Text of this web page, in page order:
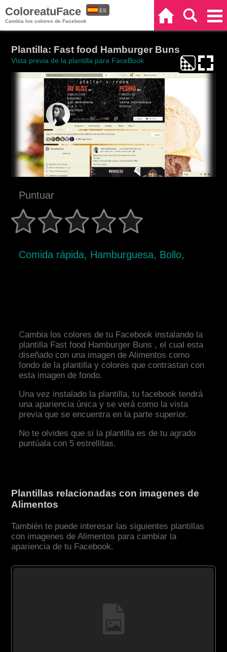
ColoreatuFace
Cambia los colores de Facebook
ES
Plantilla: Fast food Hamburger Buns
Vista previa de la plantilla para FaceBook
Puntuar
Comida rápida, Hamburguesa, Bollo,
Cambia los colores de tu Facebook instalando la
plantilla Fast food Hamburger Buns , el cual esta
diseñado con una imagen de Alimentos como
fondo de la plantilla y colores que contrastan con
esta imagen de fondo.
Una vez instalado la plantilla, tu facebook tendrá
una apariencia única y se verá como la vista
previa que se encuentra en la parte superior.
No te olvides que si la plantilla es de tu agrado
puntúala con 5 estrellitas.
Plantillas relacionadas con imagenes de
Alimentos
También te puede interesar las siguientes plantillas
con imagenes de Alimentos para cambiar la
apariencia de tu Facebook.